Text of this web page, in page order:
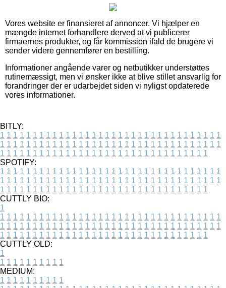
Vores website er finansieret af annoncer. Vi hjælper en
mængde internet forhandlere derved at vi publicerer
firmaernes produkter, og får kommission ifald de brugere vi
sender videre gennemfører en bestilling.
Informationer angående varer og netbutikker understøttes
rutinemæssigt, men vi ønsker ikke at blive stillet ansvarlig for
forandringer der er udarbejdet siden vi nyligst opdaterede
vores informationer.
BITLY:
1 1 1 1 1 1 1 1 1 1 1 1 1 1 1 1 1 1 1 1 1 1 1 1 1 1 1 1 1 1 1 1 1 1
1 1 1 1 1 1 1 1 1 1 1 1 1 1 1 1 1 1 1 1 1 1 1 1 1 1 1 1 1 1 1 1 1 1
1 1 1 1 1 1 1 1 1 1 1 1 1 1 1 1 1 1 1 1 1 1 1 1 1 1 1 1 1 1 1 1
SPOTIFY:
1 1 1 1 1 1 1 1 1 1 1 1 1 1 1 1 1 1 1 1 1 1 1 1 1 1 1 1 1 1 1 1 1 1
1 1 1 1 1 1 1 1 1 1 1 1 1 1 1 1 1 1 1 1 1 1 1 1 1 1 1 1 1 1 1 1 1 1
1 1 1 1 1 1 1 1 1 1 1 1 1 1 1 1 1 1 1 1 1 1 1 1 1 1 1 1 1 1 1 1
CUTTLY BIO:
1
1 1 1 1 1 1 1 1 1 1 1 1 1 1 1 1 1 1 1 1 1 1 1 1 1 1 1 1 1 1 1 1 1 1
1 1 1 1 1 1 1 1 1 1 1 1 1 1 1 1 1 1 1 1 1 1 1 1 1 1 1 1 1 1 1 1 1 1
1 1 1 1 1 1 1 1 1 1 1 1 1 1 1 1 1 1 1 1 1 1 1 1 1 1 1 1 1 1 1 1
CUTTLY OLD:
1
1 1 1 1 1 1 1 1 1 1
MEDIUM:
1 1 1 1 1 1 1 1 1 1